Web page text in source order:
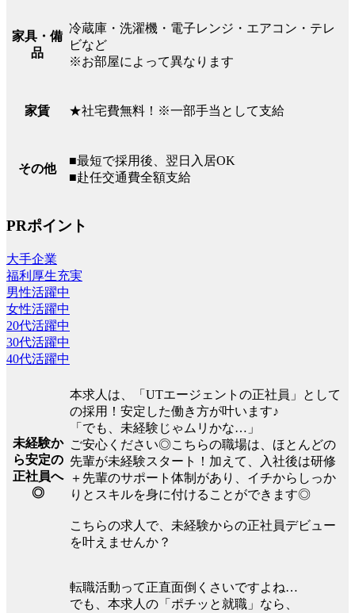
家具・備
品
冷蔵庫・洗濯機・電子レンジ・エアコン・テレ
ビなど
※お部屋によって異なります
家賃 ★社宅費無料！※一部手当として支給
その他
■最短で採用後、翌日入居OK
■赴任交通費全額支給
PRポイント
大手企業
福利厚生充実
男性活躍中
女性活躍中
20代活躍中
30代活躍中
40代活躍中
未経験か
ら安定の
正社員へ
◎
本求人は、「UTエージェントの正社員」として
の採用！安定した働き方が叶います♪
「でも、未経験じゃムリかな…」
ご安心ください◎こちらの職場は、ほとんどの
先輩が未経験スタート！加えて、入社後は研修
＋先輩のサポート体制があり、イチからしっか
りとスキルを身に付けることができます◎
こちらの求人で、未経験からの正社員デビュー
を叶えませんか？
転職活動って正直面倒くさいですよね…
でも、本求人の「ポチッと就職」なら、